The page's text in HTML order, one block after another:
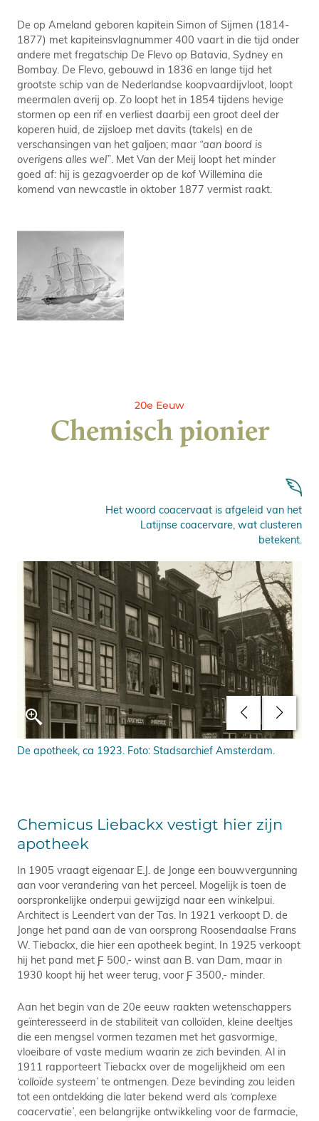
De op Ameland geboren kapitein Simon of Sijmen (1814-
1877) met kapiteinsvlagnummer 400 vaart in die tijd onder
andere met fregatschip De Flevo op Batavia, Sydney en
Bombay. De Flevo, gebouwd in 1836 en lange tijd het
grootste schip van de Nederlandse koopvaardijvloot, loopt
meermalen averij op. Zo loopt het in 1854 tijdens hevige
stormen op een rif en verliest daarbij een groot deel der
koperen huid, de zijsloep met davits (takels) en de
verschansingen van het galjoen; maar “aan boord is
overigens alles wel” . Met Van der Meij loopt het minder
goed af: hij is gezagvoerder op de kof Willemina die
komend van newcastle in oktober 1877 vermist raakt.
20e Eeuw
Chemisch pionier
Het woord coacervaat is afgeleid van het
Latijnse coacervare, wat clusteren
betekent.
De apotheek, ca 1923. Foto: Stadsarchief Amsterdam.
Chemicus Liebackx vestigt hier zijn
apotheek
In 1905 vraagt eigenaar E.J. de Jonge een bouwvergunning
aan voor verandering van het perceel. Mogelijk is toen de
oorspronkelijke onderpui gewijzigd naar een winkelpui.
Architect is Leendert van der Tas. In 1921 verkoopt D. de
Jonge het pand aan de van oorsprong Roosendaalse Frans
W. Tiebackx, die hier een apotheek begint. In 1925 verkoopt
hij het pand met Ƒ 500,- winst aan B. van Dam, maar in
1930 koopt hij het weer terug, voor Ƒ 3500,- minder.
Aan het begin van de 20e eeuw raakten wetenschappers
geïnteresseerd in de stabiliteit van colloïden, kleine deeltjes
die een mengsel vormen tezamen met het gasvormige,
vloeibare of vaste medium waarin ze zich bevinden. Al in
1911 rapporteert Tiebackx over de mogelijkheid om een
‘colloïde systeem’ te ontmengen. Deze bevinding zou leiden
tot een ontdekking die later bekend werd als ‘complexe
coacervatie’ , een belangrijke ontwikkeling voor de farmacie,